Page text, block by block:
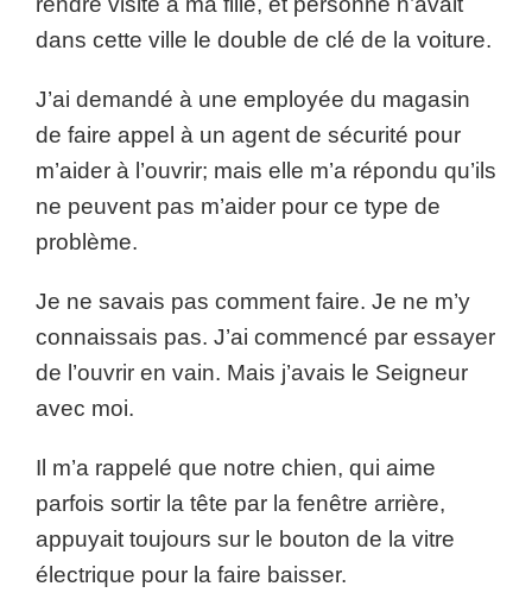
dans cette ville le double de clé de la voiture.
J’ai demandé à une employée du magasin
de faire appel à un agent de sécurité pour
m’aider à l’ouvrir; mais elle m’a répondu qu’ils
ne peuvent pas m’aider pour ce type de
problème.
Je ne savais pas comment faire. Je ne m’y
connaissais pas. J’ai commencé par essayer
de l’ouvrir en vain. Mais j’avais le Seigneur
avec moi.
Il m’a rappelé que notre chien, qui aime
parfois sortir la tête par la fenêtre arrière,
appuyait toujours sur le bouton de la vitre
électrique pour la faire baisser.